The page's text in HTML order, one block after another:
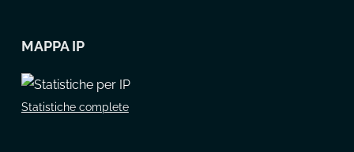
MAPPA IP
Statistiche complete